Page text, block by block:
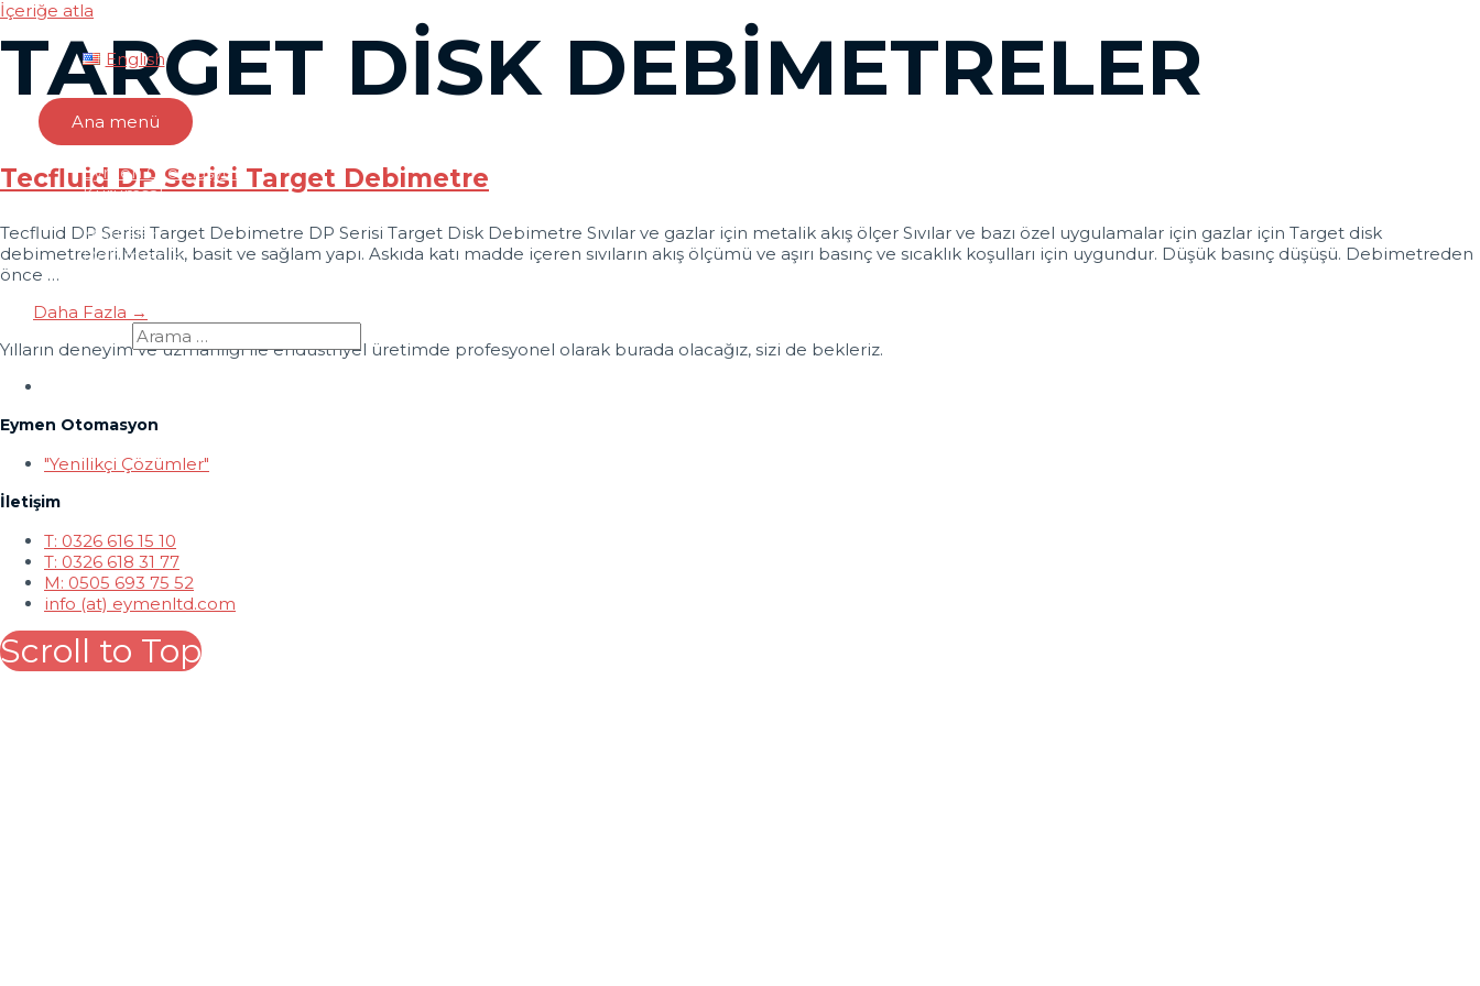
İçeriğe atla
English
Ana menü
Eymen Otomasyon
Kurumsal
Markalar
Dokümanlar
TARGET DISK DEBIMETRELER
Tecfluid DP Serisi Target Debimetre
Tecfluid DP Serisi Target Debimetre DP Serisi Target Disk Debimetre Sıvılar ve gazlar için metalik akış ölçer Sıvılar ve bazı özel uygulamalar için gazlar için Target disk
debimetreleri.Metalik, basit ve sağlam yapı. Askıda katı madde içeren sıvıların akış ölçümü ve aşırı basınç ve sıcaklık koşulları için uygundur. Düşük basınç düşüşü. Debimetreden
önce …
Daha Fazla →
Yılların deneyim ve uzmanlığı ile endüstriyel üretimde profesyonel olarak burada olacağız, sizi de bekleriz.
Eymen Otomasyon
"Yenilikçi Çözümler"
İletişim
T: 0326 616 15 10
T: 0326 618 31 77
M: 0505 693 75 52
info (at) eymenltd.com
Scroll to Top